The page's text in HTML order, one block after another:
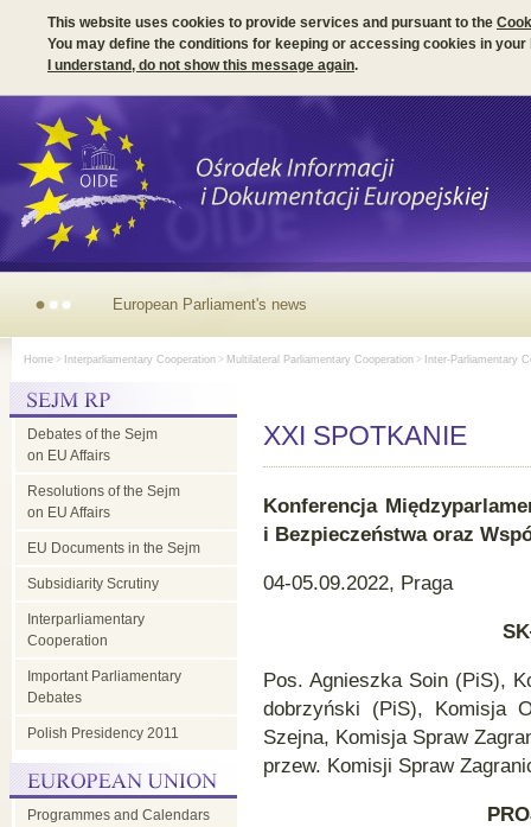
This website uses cookies to provide services and pursuant to the
You may define the conditions for keeping or accessing cookies in your
I understand, do not show this message again.
European Parliament's news
Home > Interparliamentary Cooperation > Multilateral Parliamentary Cooperation > Inter-Parliamentary
Debates of the Sejm
on EU Affairs
Resolutions of the Sejm
on EU Affairs
EU Documents in the Sejm
Subsidiarity Scrutiny
Interparliamentary
Cooperation
Important Parliamentary
Debates
Polish Presidency 2011
Programmes and Calendars
XXI SPOTKANIE
Konferencja
i Bezpieczeństwa oraz
04-05.09.2022, Praga
Pos. Agnieszka Soin (PiS),
dobrzyński (PiS), Komisja
Szejna, Komisja Spraw
przew. Komisji Spraw